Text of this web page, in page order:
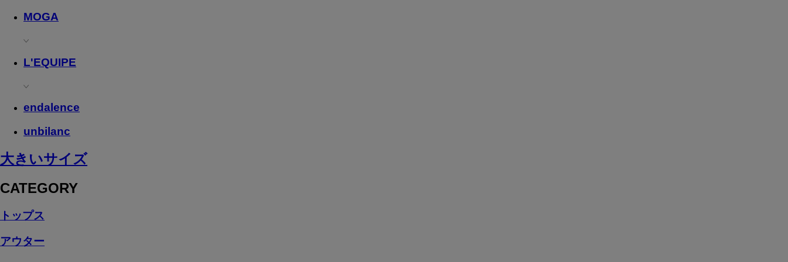
MOGA
L'EQUIPE
endalence
unbilanc
大きいサイズ
CATEGORY
トップス
アウター